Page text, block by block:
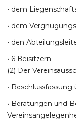
• dem
• dem
• den
• 6 Beisitzern
(2) Der
•
• Beratungen und